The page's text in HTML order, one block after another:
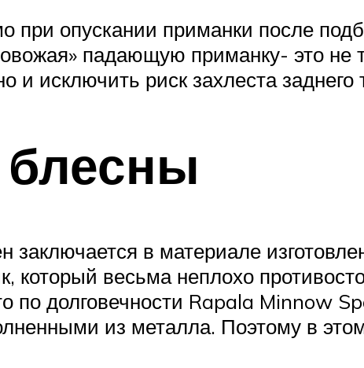
при опускании приманки после
падающую приманку- это не
исключить риск захлеста заднего
блесны
заключается в материале
который весьма неплохо
по долговечности Rapala Minnow
из металла. Поэтому в